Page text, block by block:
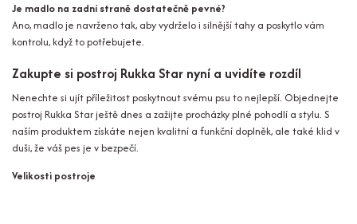
Je madlo na zadní straně dostatečně pevné?
Ano, madlo je navrženo tak, aby vydrželo i silnější tahy a poskytlo vám
kontrolu, když to potřebujete.
Zakupte si postroj Rukka Star nyní a uvidíte rozdíl
Nenechte si ujít příležitost poskytnout svému psu to nejlepší. Objednejte
postroj Rukka Star ještě dnes a zažijte procházky plné pohodlí a stylu. S
naším produktem získáte nejen kvalitní a funkční doplněk, ale také klid v
duši, že váš pes je v bezpečí.
Velikosti postroje